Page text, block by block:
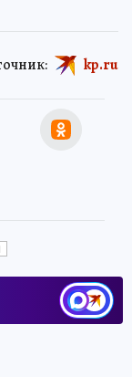
kp.ru